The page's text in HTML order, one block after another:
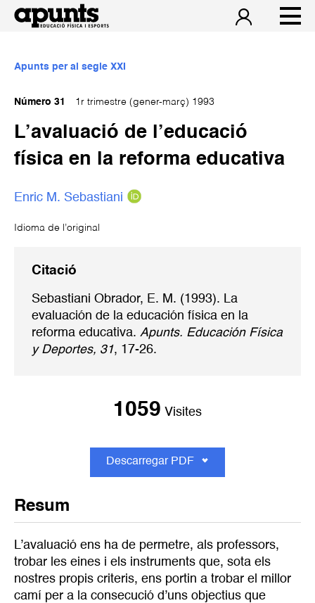
Apunts per al segle XXI
Número 31 1r trimestre (gener-març) 1993
L’avaluació de l’educació
física en la reforma educativa
Enric M. Sebastiani
Idioma de l’original
Citació
Sebastiani Obrador, E. M. (1993). La
evaluación de la educación física en la
reforma educativa. Apunts. Educación Física
y Deportes, 31, 17-26.
1059 Visites
Descarregar PDF
Resum
L’avaluació ens ha de permetre, als professors,
trobar les eines i els instruments que, sota els
nostres propis criteris, ens portin a trobar el millor
camí per a la consecució d’uns objectius que